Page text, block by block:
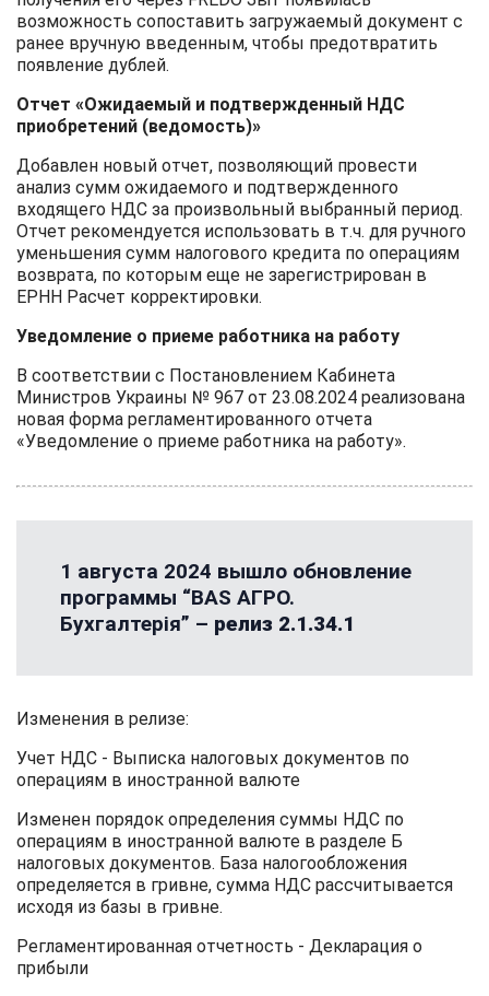
возможность сопоставить загружаемый документ с
ранее вручную введенным, чтобы предотвратить
появление дублей.
Отчет «Ожидаемый и подтвержденный НДС
приобретений (ведомость)»
Добавлен новый отчет, позволяющий провести
анализ сумм ожидаемого и подтвержденного
входящего НДС за произвольный выбранный период.
Отчет рекомендуется использовать в т.ч. для ручного
уменьшения сумм налогового кредита по операциям
возврата, по которым еще не зарегистрирован в
ЕРНН Расчет корректировки.
Уведомление о приеме работника на работу
В соответствии с Постановлением Кабинета
Министров Украины № 967 от 23.08.2024 реализована
новая форма регламентированного отчета
«Уведомление о приеме работника на работу».
1 августа 2024 вышло обновление
программы “BAS АГРО.
Бухгалтерія” – релиз 2.1.34.1
Изменения в релизе:
Учет НДС - Выписка налоговых документов по
операциям в иностранной валюте
Изменен порядок определения суммы НДС по
операциям в иностранной валюте в разделе Б
налоговых документов. База налогообложения
определяется в гривне, сумма НДС рассчитывается
исходя из базы в гривне.
Регламентированная отчетность - Декларация о
прибыли